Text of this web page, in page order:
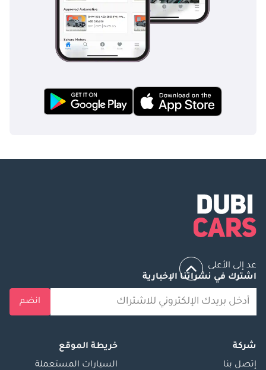
عد إلى الأعلى
اشترك في نشراتنا الإخبارية
انضم
شركة
إتصل بنا
خريطة الموقع
السيارات المستعملة